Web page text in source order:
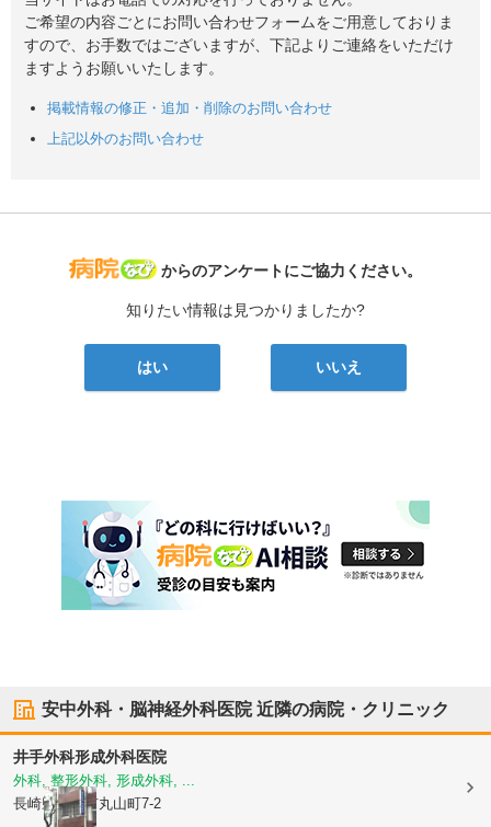
ご希望の内容ごとにお問い合わせフォームをご用意しておりま
すので、お手数ではございますが、下記よりご連絡をいただけ
ますようお願いいたします。
掲載情報の修正・追加・削除のお問い合わせ
上記以外のお問い合わせ
病院なび
からのアンケートにご協力ください。
知りたい情報は見つかりましたか?
はい いいえ
安中外科・脳神経外科医院近隣の病院・クリニック
井手外科形成外科医院
外科, 整形外科, 形成外科, ...
長崎県長崎市丸山町7-2